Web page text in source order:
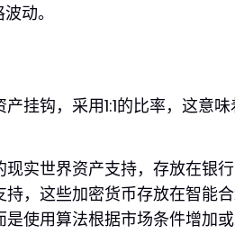
动。
挂钩，采用1:1的比率，这意
实世界资产支持，存放在银
，这些加密货币存放在智能
使用算法根据市场条件增加